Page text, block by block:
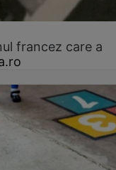
francez care a